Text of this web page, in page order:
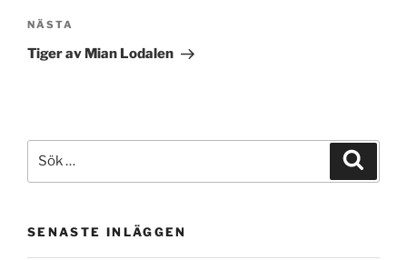
Nästa
inlägg
NÄSTA
Tiger av Mian Lodalen
efter:
SENASTE INLÄGGEN